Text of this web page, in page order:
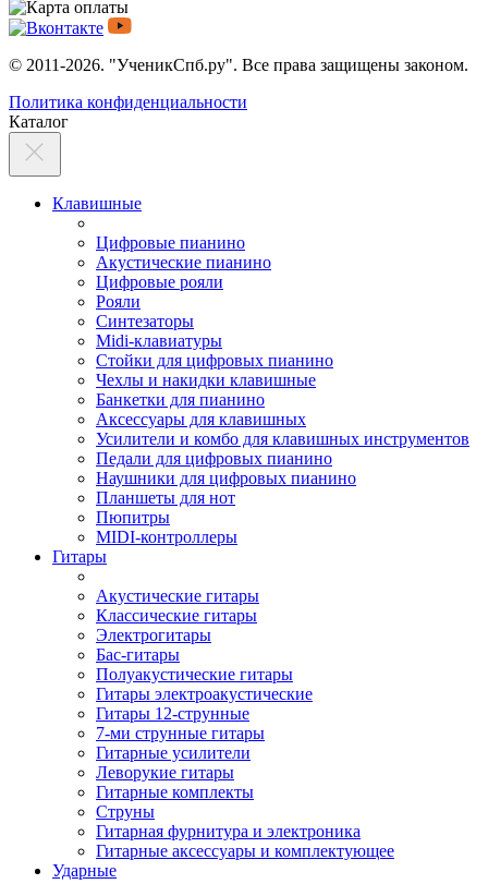
© 2011-2026. "УченикСпб.ру". Все права защищены законом.
Политика конфиденциальности
Каталог
Клавишные
Цифровые пианино
Акустические пианино
Цифровые рояли
Рояли
Синтезаторы
Midi-клавиатуры
Стойки для цифровых пианино
Чехлы и накидки клавишные
Банкетки для пианино
Аксессуары для клавишных
Усилители и комбо для клавишных инструментов
Педали для цифровых пианино
Наушники для цифровых пианино
Планшеты для нот
Пюпитры
MIDI-контроллеры
Гитары
Акустические гитары
Классические гитары
Электрогитары
Бас-гитары
Полуакустические гитары
Гитары электроакустические
Гитары 12-струнные
7-ми струнные гитары
Гитарные усилители
Леворукие гитары
Гитарные комплекты
Струны
Гитарная фурнитура и электроника
Гитарные аксессуары и комплектующее
Ударные